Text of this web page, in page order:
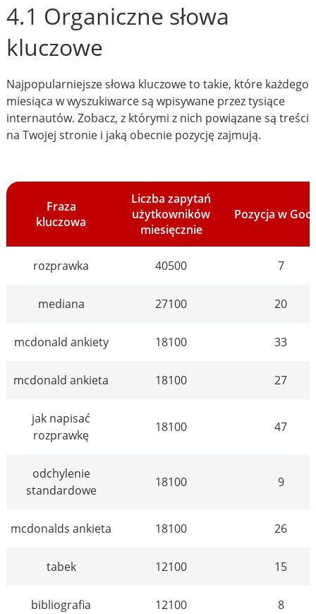
4.1 Organiczne słowa
kluczowe
Najpopularniejsze słowa kluczowe to takie, które każdego
miesiąca w wyszukiwarce są wpisywane przez tysiące
internautów. Zobacz, z którymi z nich powiązane są treści
na Twojej stronie i jaką obecnie pozycję zajmują.
Fraza
kluczowa
Liczba zapytań
użytkowników
miesięcznie
Pozycja w
rozprawka 40500 7
mediana 27100 20
mcdonald ankiety 18100 33
mcdonald ankieta 18100 27
jak napisać
rozprawkę
18100 47
odchylenie
standardowe
18100 9
mcdonalds ankieta 18100 26
tabek 12100 15
bibliografia 12100 8